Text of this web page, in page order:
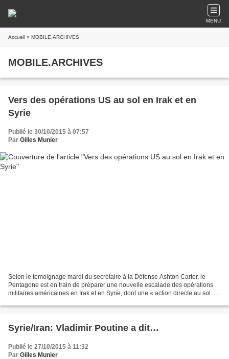
MENU
Accueil » MOBILE.ARCHIVES
MOBILE.ARCHIVES
Vers des opérations US au sol en Irak et en
Syrie
Publié le 30/10/2015 à 07:57
Par Gilles Munier
Selon le témoignage mardi du secrétaire à la Défense Ashton Carter, le
Pentagone est en train de préparer une nouvelle escalade des opérations
militaires américaines en Irak et en Syrie, dont une « action directe au sol. »
Syrie/Iran: Vladimir Poutine a dit…
Publié le 27/10/2015 à 11:32
Par Gilles Munier